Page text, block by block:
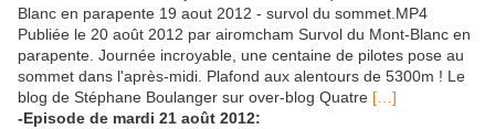
Blanc en parapente 19 aout 2012 - survol du sommet.MP4
Publiée le 20 août 2012 par airomcham Survol du Mont-Blanc en
parapente. Journée incroyable, une centaine de pilotes pose au
sommet dans l'après-midi. Plafond aux alentours de 5300m ! Le
blog de Stéphane Boulanger sur over-blog Quatre […]
-Episode de mardi 21 août 2012: